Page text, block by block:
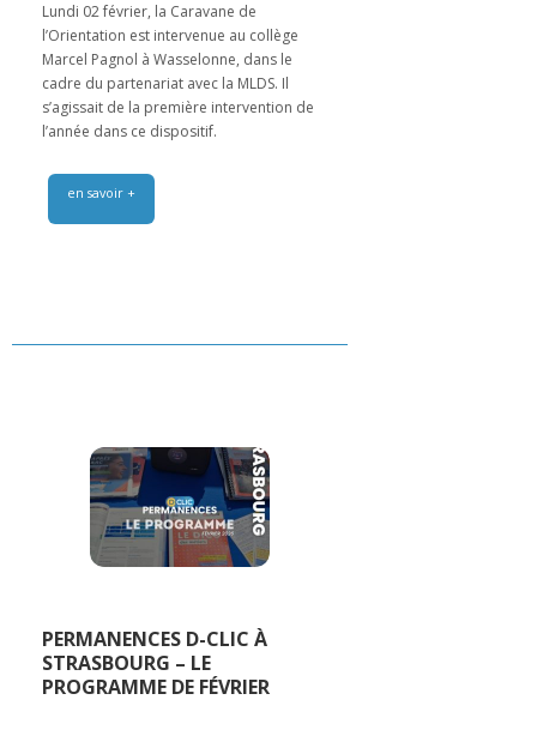
Lundi 02 février, la Caravane de
l’Orientation est intervenue au collège
Marcel Pagnol à Wasselonne, dans le
cadre du partenariat avec la MLDS. Il
s’agissait de la première intervention de
l’année dans ce dispositif.
en savoir +
PERMANENCES D-CLIC À
STRASBOURG – LE
PROGRAMME DE FÉVRIER